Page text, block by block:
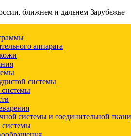
ближнем и дальнем Зарубежье
аппарата
системы
системы
системы и соединительной ткани
системы